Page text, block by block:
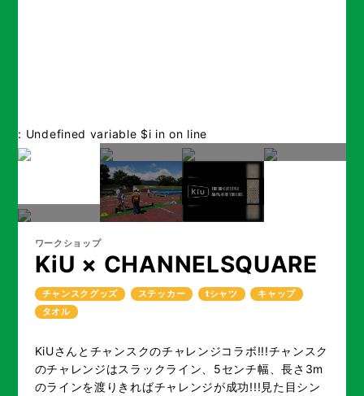
: Undefined variable $i inon line
ワークショップ
KiU × CHANNELSQUARE
チャンスクグッズ ステッカー tシャツ
キャップ
タオル
KiUさんとチャンスクのチャレンジコラボ!!!チャンスク
のチャレンジはスラックライン、5センチ幅、長さ3m
のラインを渡りきればチャレンジが成功!!!見た目シン